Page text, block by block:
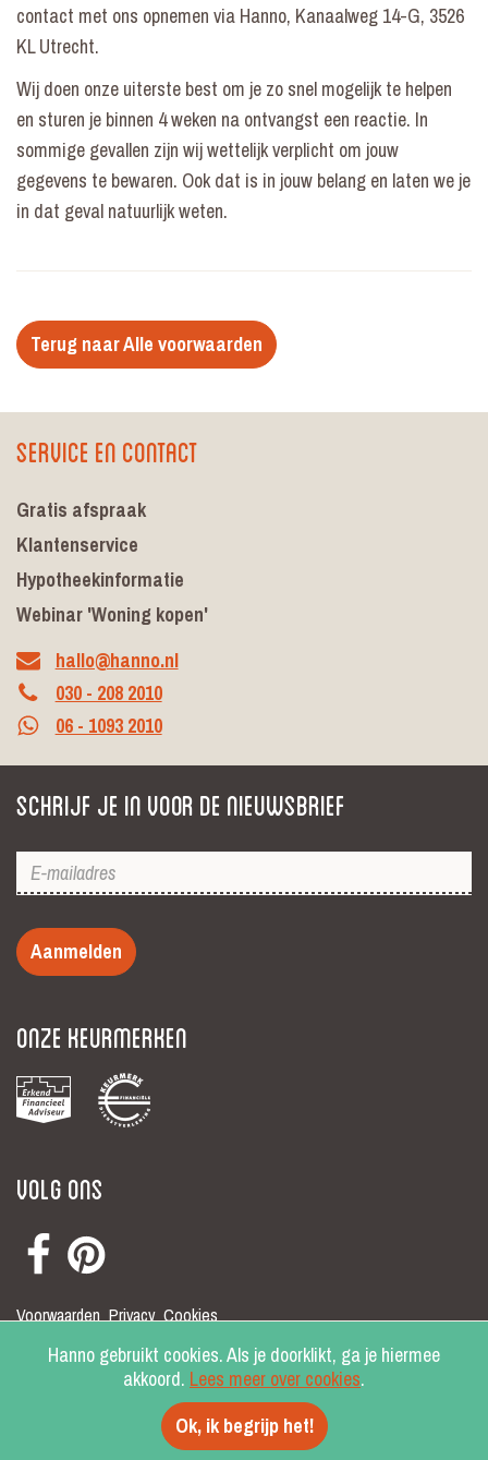
contact met ons opnemen via Hanno, Kanaalweg 14-G, 3526
KL Utrecht.
Wij doen onze uiterste best om je zo snel mogelijk te helpen
en sturen je binnen 4 weken na ontvangst een reactie. In
sommige gevallen zijn wij wettelijk verplicht om jouw
gegevens te bewaren. Ook dat is in jouw belang en laten we je
in dat geval natuurlijk weten.
Terug naar Alle voorwaarden
Service en contact
Gratis afspraak
Klantenservice
Hypotheekinformatie
Webinar 'Woning kopen'
hallo@hanno.nl
030 - 208 2010
06 - 1093 2010
Schrijf je in voor de nieuwsbrief
Aanmelden
Onze keurmerken
Volg ons
Voorwaarden Privacy Cookies
Hanno gebruikt cookies. Als je doorklikt, ga je hiermee
akkoord. Lees meer over cookies.
Ok, ik begrijp het!